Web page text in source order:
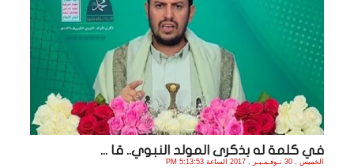
في كلمة له بذكرى المولد النبوي.. قا ...
الخميس , 30 نـوفـمـبـر , 2017 الساعة 5:13:53 PM